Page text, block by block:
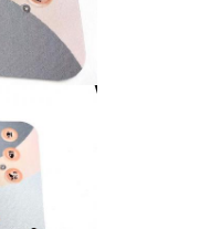
Membran Kapasitif)
Switch